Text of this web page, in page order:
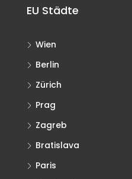
EU Städte
Wien
Berlin
Zürich
Prag
Zagreb
Bratislava
Paris